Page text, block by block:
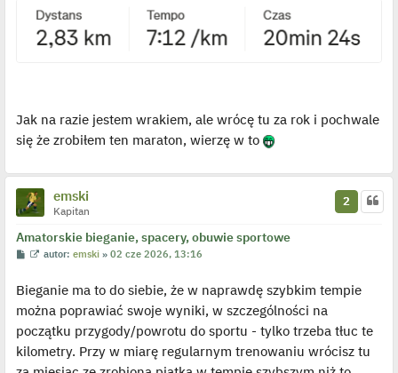
z
y
p
o
Jak na razie jestem wrakiem, ale wrócę tu za rok i pochwale
się że zrobiłem ten maraton, wierzę w to
emski
Kapitan
Amatorskie bieganie, spacery, obuwie sportowe
2
P
t
W
w
i
e
l
o
j
autor:emski »02 cze 2026, 13:16
Bieganie ma to do siebie, że w naprawdę szybkim tempie
można poprawiać swoje wyniki, w szczególności na
początku przygody/powrotu do sportu - tylko trzeba tłuc te
kilometry. Przy w miarę regularnym trenowaniu wrócisz tu